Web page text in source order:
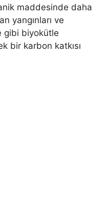
maddesinde daha
yangınları ve
gibi biyokütle
bir karbon katkısı